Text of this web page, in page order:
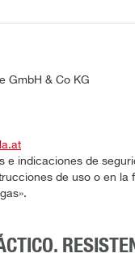
GmbH & Co KG
e indicaciones de
de uso o en la